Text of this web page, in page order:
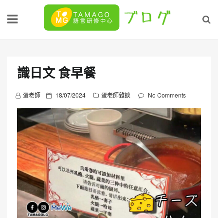
識日文 食早餐
蛋老師
P
o
s
t
e
d
o
18/07/2024 蛋老師雜談 No Comments